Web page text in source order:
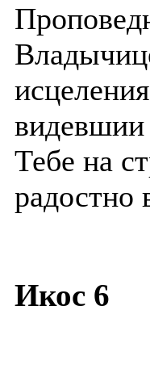
видевшии
Тебе на
радостно
Икос 6